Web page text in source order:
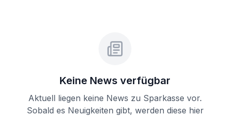
Keine News verfügbar
Aktuell liegen keine News zu Sparkasse vor.
Sobald es Neuigkeiten gibt, werden diese hier